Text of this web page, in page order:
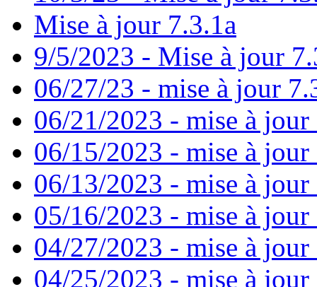
Mise à jour 7.3.1a
9/5/2023 - Mise à jour
06/27/23 - mise à jour
06/21/2023 - mise à jour
06/15/2023 - mise à jour
06/13/2023 - mise à
05/16/2023 - mise à jour
04/27/2023 - mise à jour
04/25/2023 - mise à jour